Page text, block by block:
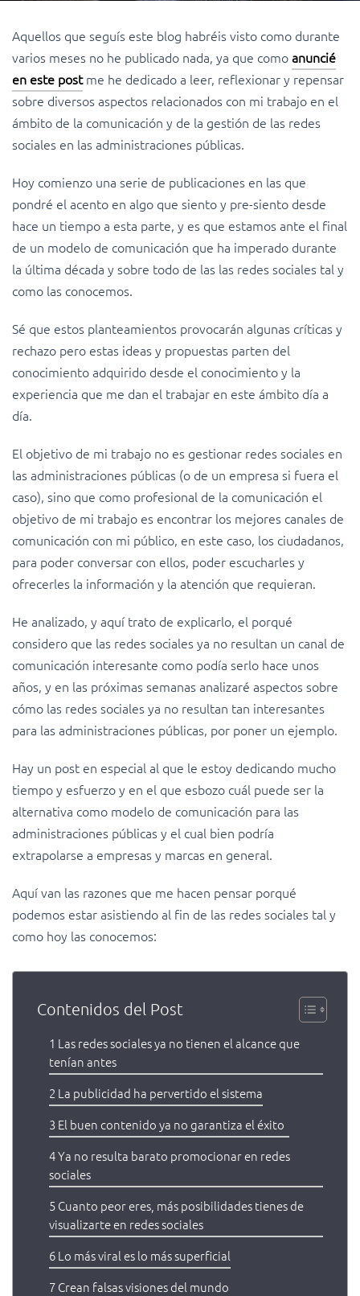
Aquellos que seguís este blog habréis visto como durante
varios meses no he publicado nada, ya que comoanuncié
en este postme he dedicado a leer, reflexionar y repensar
sobre diversos aspectos relacionados con mi trabajo en el
ámbito de la comunicación y de la gestión de las redes
sociales en las administraciones públicas.
Hoy comienzo una serie de publicaciones en las que
pondré el acento en algo que siento y pre-siento desde
hace un tiempo a esta parte, y es que estamos ante el final
de un modelo de comunicación que ha imperado durante
la última década y sobre todo de las las redes sociales tal y
como las conocemos.
Sé que estos planteamientos provocarán algunas críticas y
rechazo pero estas ideas y propuestas parten del
conocimiento adquirido desde el conocimiento y la
experiencia que me dan el trabajar en este ámbito día a
día.
El objetivo de mi trabajo no es gestionar redes sociales en
las administraciones públicas (o de un empresa si fuera el
caso), sino que como profesional de la comunicación el
objetivo de mi trabajo es encontrar los mejores canales de
comunicación con mi público, en este caso, los ciudadanos,
para poder conversar con ellos, poder escucharles y
ofrecerles la información y la atención que requieran.
He analizado, y aquí trato de explicarlo, el porqué
considero que las redes sociales ya no resultan un canal de
comunicación interesante como podía serlo hace unos
años, y en las próximas semanas analizaré aspectos sobre
cómo las redes sociales ya no resultan tan interesantes
para las administraciones públicas, por poner un ejemplo.
Hay un post en especial al que le estoy dedicando mucho
tiempo y esfuerzo y en el que esbozo cuál puede ser la
alternativa como modelo de comunicación para las
administraciones públicas y el cual bien podría
extrapolarse a empresas y marcas en general.
Aquí van las razones que me hacen pensar porqué
podemos estar asistiendo al fin de las redes sociales tal y
como hoy las conocemos:
Contenidos del Post
1 Las redes sociales ya no tienen el alcance que
tenían antes
2 La publicidad ha pervertido el sistema
3 El buen contenido ya no garantiza el éxito
4 Ya no resulta barato promocionar en redes
sociales
5 Cuanto peor eres, más posibilidades tienes de
visualizarte en redes sociales
6 Lo más viral es lo más superficial
7 Crean falsas visiones del mundo